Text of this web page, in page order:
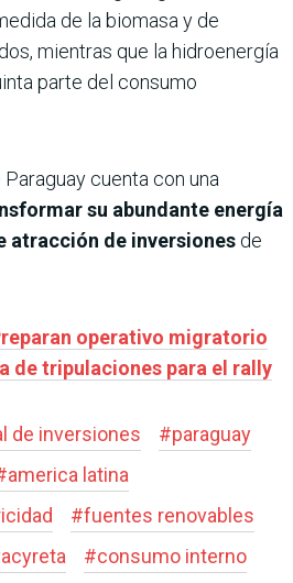
de la biomasa y de
mientras que la hidroenergía
parte del consumo
cuenta con una
su abundante energía
atracción de inversiones de
operativo migratorio
de tripulaciones para el rally
de inversiones #paraguay
america latina
#fuentes renovables
#consumo interno